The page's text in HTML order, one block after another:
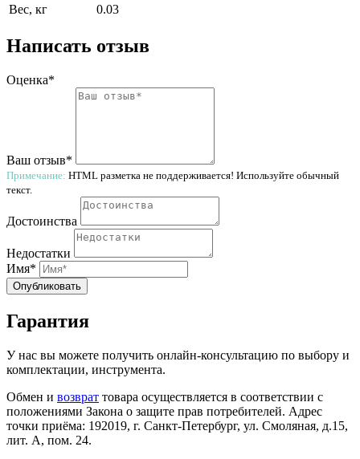
Вес, кг
0.03
Написать отзыв
Оценка*
Ваш отзыв*
Примечание: HTML разметка не поддерживается! Используйте обычный
текст.
Достоинства
Недостатки
Имя*
Опубликовать
Гарантия
У нас вы можете получить онлайн-консультацию по выбору и
комплектации, инструмента.
Обмен и возврат товара осуществляется в соответствии с
положениями Закона о защите прав потребителей. Адрес
точки приёма: 192019, г. Санкт-Петербург, ул. Смоляная, д.15,
лит. А, пом. 24.